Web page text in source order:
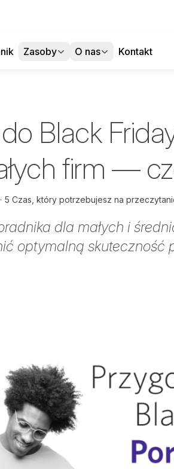
Zasoby O nas Kontakt
Black
firm —
5 Czas, który potrzebujesz na
dla małych i
optymalną skuteczność